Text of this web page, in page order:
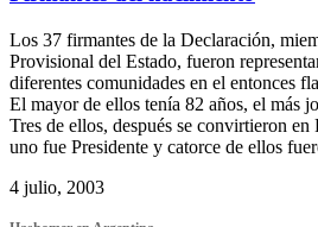
Los 37 firmantes de la Declaración,
Provisional del Estado, fueron
diferentes comunidades en el entonces
El mayor de ellos tenía 82 años, el más
Tres de ellos, después se convirtieron
uno fue Presidente y catorce de ellos
4 julio, 2003